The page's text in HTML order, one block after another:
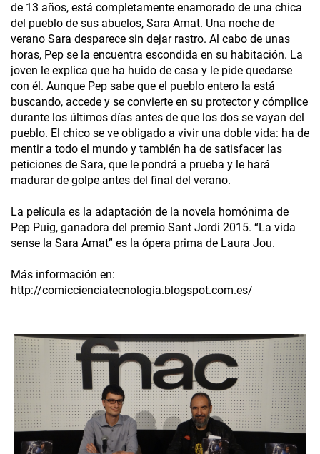
de 13 años, está completamente enamorado de una chica
del pueblo de sus abuelos, Sara Amat. Una noche de
verano Sara desparece sin dejar rastro. Al cabo de unas
horas, Pep se la encuentra escondida en su habitación. La
joven le explica que ha huido de casa y le pide quedarse
con él. Aunque Pep sabe que el pueblo entero la está
buscando, accede y se convierte en su protector y cómplice
durante los últimos días antes de que los dos se vayan del
pueblo. El chico se ve obligado a vivir una doble vida: ha de
mentir a todo el mundo y también ha de satisfacer las
peticiones de Sara, que le pondrá a prueba y le hará
madurar de golpe antes del final del verano.
La película es la adaptación de la novela homónima de
Pep Puig, ganadora del premio Sant Jordi 2015. “La vida
sense la Sara Amat” es la ópera prima de Laura Jou.
Más información en:
http://comiccienciatecnologia.blogspot.com.es/